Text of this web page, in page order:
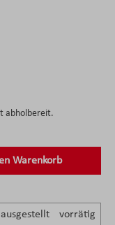
abholbereit.
Wert
Warenkorb
ausgestellt vorrätig